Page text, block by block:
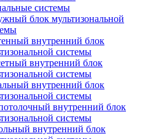
системы
блок мультизональной
внутренний блок
системы
внутренний блок
системы
внутренний блок
системы
внутренний блок
системы
внутренний блок